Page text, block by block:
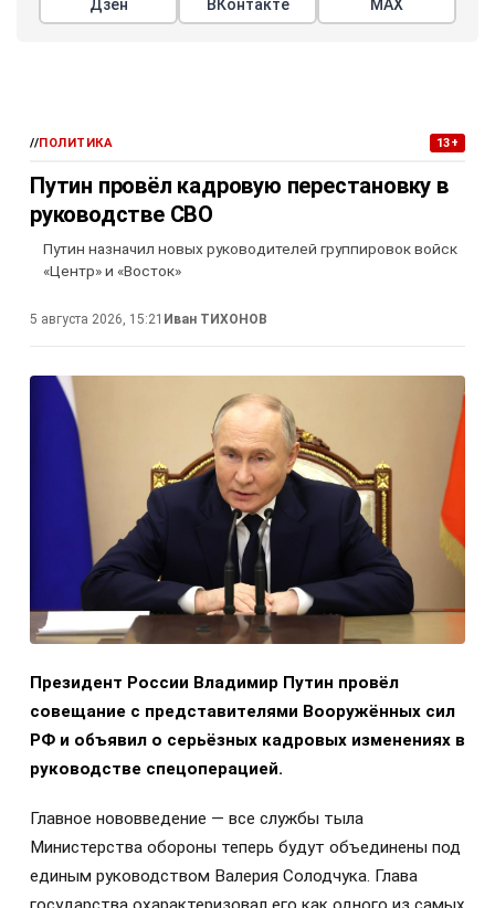
Дзен ВКонтакте МАХ
//ПОЛИТИКА 13+
Путин провёл кадровую перестановку в
руководстве СВО
Путин назначил новых руководителей группировок войск
«Центр» и «Восток»
5 августа 2026, 15:21 Иван ТИХОНОВ
Президент России Владимир Путин провёл
совещание с представителями Вооружённых сил
РФ и объявил о серьёзных кадровых изменениях в
руководстве спецоперацией.
Главное нововведение — все службы тыла
Министерства обороны теперь будут объединены под
единым руководством Валерия Солодчука. Глава